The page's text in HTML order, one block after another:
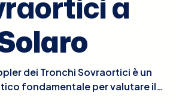
dei Tronchi Sovraortici è un
fondamentale per valutare il
arterie che irradiano sangue